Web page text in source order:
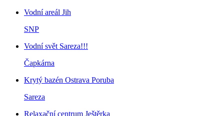
Vodní svět Sareza!!!
Vodní areál Jih
SNP
Vodní svět Sareza!!!
Čapkárna
Krytý bazén Ostrava Poruba
Sareza
Relaxační centrum Ještěrka